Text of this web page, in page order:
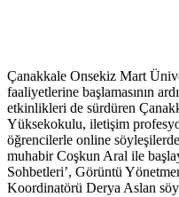
Çanakkale Onsekiz Mart
faaliyetlerine başlamasının
etkinlikleri de sürdüren
Yüksekokulu, iletişim
öğrencilerle online
muhabir Coşkun Aral ile
Sohbetleri’, Görüntü
Koordinatörü Derya Aslan